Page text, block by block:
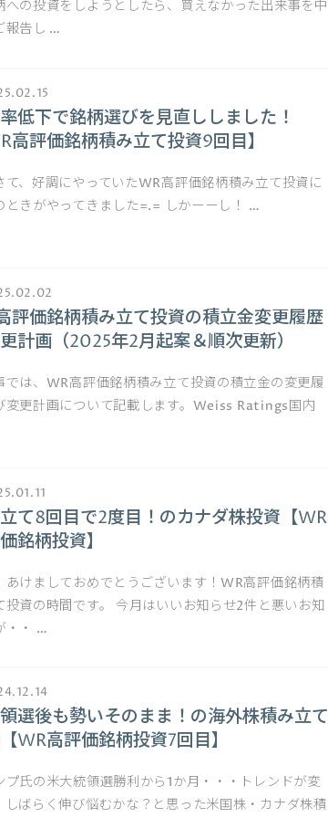
への投資をしようとしたら、買えなかった出来事を中
報告し …
低下で銘柄選びを見直ししました！
高評価銘柄積み立て投資9回目】
て、好調にやっていたWR高評価銘柄積み立て投資に
ときがやってきました=.= しかーーし！ …
評価銘柄積み立て投資の積立金変更履歴
計画（2025年2月起案＆順次更新）
では、WR高評価銘柄積み立て投資の積立金の変更履
変更計画について記載します。Weiss Ratings国内
て8回目で2度目！のカナダ株投資【WR
銘柄投資】
あけましておめでとうございます！WR高評価銘柄積
投資の時間です。 今月はいいお知らせ2件と悪いお知
・・ …
選後も勢いそのまま！の海外株積み立て
WR高評価銘柄投資7回目】
プ氏の米大統領選勝利から1か月・・・トレンドが変
しばらく伸び悩むかな？と思った米国株・カナダ株積